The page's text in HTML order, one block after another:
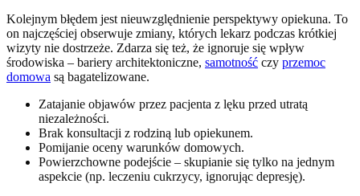
Kolejnym błędem jest nieuwzględnienie perspektywy opiekuna. To
on najczęściej obserwuje zmiany, których lekarz podczas krótkiej
wizyty nie dostrzeże. Zdarza się też, że ignoruje się wpływ
środowiska – bariery architektoniczne, samotność czy przemoc
domowa są bagatelizowane.
Zatajanie objawów przez pacjenta z lęku przed utratą
niezależności.
Brak konsultacji z rodziną lub opiekunem.
Pomijanie oceny warunków domowych.
Powierzchowne podejście – skupianie się tylko na jednym
aspekcie (np. leczeniu cukrzycy, ignorując depresję).